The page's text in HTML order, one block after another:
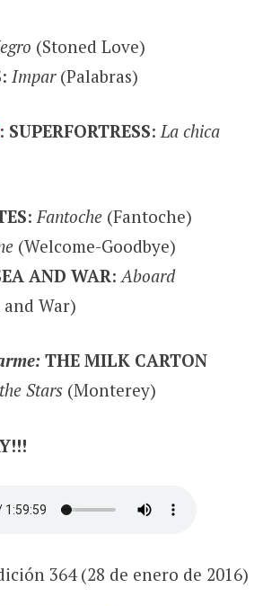
(Stoned Love)
: Impar(Palabras)
: SUPERFORTRESS:La chica
: Fantoche(Fantoche)
(Welcome-Goodbye)
AND WAR: Aboard
and War)
THE MILK CARTON
Stars(Monterey)
364 (28 de enero de 2016)